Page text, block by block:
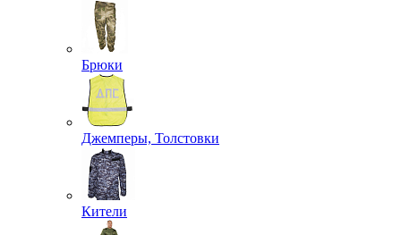
Брюки
Джемперы, Толстовки
Кители